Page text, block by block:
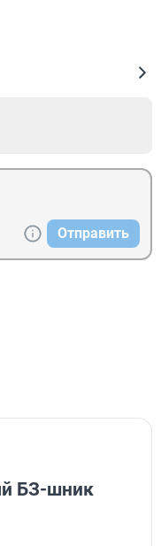
Отправить
БЗ-шник